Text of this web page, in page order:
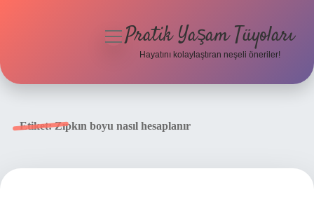
menüyü
Pratik Yaşam Tüyoları
Hayatını kolaylaştıran neşeli öneriler!
Etiket:Zıpkın boyu nasıl hesaplanır